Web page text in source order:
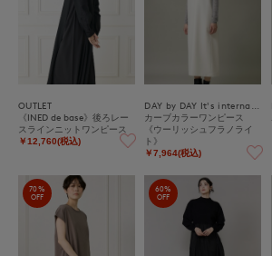
OUTLET
《INED de base》後ろレー
スラインニットワンピース
￥12,760(税込)
カーブカラーワンピース
《ウーリッシュフラノライ
ト》
￥7,964(税込)
70%
OFF
60%
OFF